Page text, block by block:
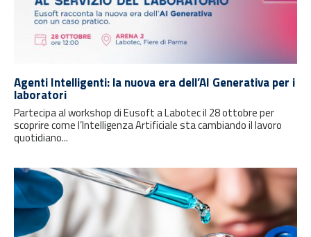
Agenti Intelligenti: la nuova era dell’AI Generativa per i
laboratori
Partecipa al workshop di Eusoft a Labotec il 28 ottobre per
scoprire come l’Intelligenza Artificiale sta cambiando il lavoro
quotidiano...